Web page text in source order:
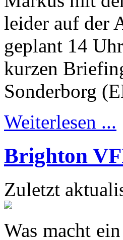
leider auf der
geplant 14
kurzen
Sonderborg
Weiterlesen ...
Brighton
Zuletzt
Was macht